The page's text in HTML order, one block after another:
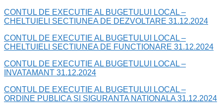
CONTUL DE EXECUTIE AL BUGETULUI LOCAL –
CHELTUIELI SECTIUNEA DE DEZVOLTARE 31.12.2024
CONTUL DE EXECUTIE AL BUGETULUI LOCAL –
CHELTUIELI SECTIUNEA DE FUNCTIONARE 31.12.2024
CONTUL DE EXECUTIE AL BUGETULUI LOCAL –
INVATAMANT 31.12.2024
CONTUL DE EXECUTIE AL BUGETULUI LOCAL –
ORDINE PUBLICA SI SIGURANTA NATIONALA 31.12.2024